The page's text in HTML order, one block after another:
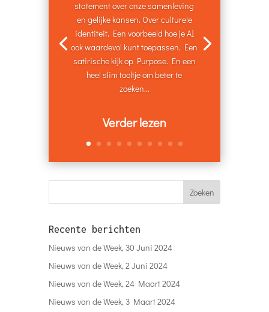
statement over onze samenleving
en gelijke kansen. Over culturele
identiteit. Een voorbeeld hoe je AI
ook waardevol kunt toepassen. Een
satirische kijk op Purpose. En een
heel slim tooltje om beter te
zoeken...
Verder lezen
Recente berichten
Nieuws van de Week, 30 Juni 2024
Nieuws van de Week, 2 Juni 2024
Nieuws van de Week, 24 Maart 2024
Nieuws van de Week, 3 Maart 2024